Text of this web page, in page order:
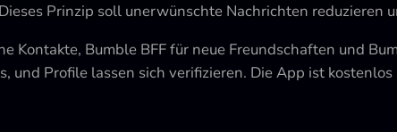
Prinzip soll unerwünschte Nachrichten reduzieren
Kontakte, Bumble BFF für neue Freundschaften und
und Profile lassen sich verifizieren. Die App ist